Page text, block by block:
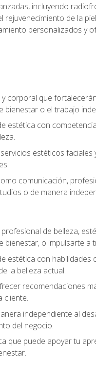
incluyendo
de la
personalizados y
corporal que
bienestar o el trabajo
con
estéticos
comunicación,
o de manera
de belleza,
o impulsarte a
con habilidades
la belleza actual.
recomendaciones
cliente.
independiente al
del negocio.
que puede apoyar tu